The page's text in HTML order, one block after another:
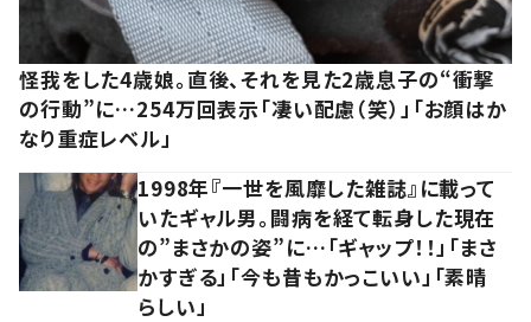
怪我をした4歳娘。直後、それを見た2歳息子の“衝撃
の行動”に…254万回表示「凄い配慮（笑）」「お顔はか
なり重症レベル」
1998年『一世を風靡した雑誌』に載って
いたギャル男。闘病を経て転身した現在
の”まさかの姿”に…「ギャップ！！」「まさ
かすぎる」「今も昔もかっこいい」「素晴
らしい」